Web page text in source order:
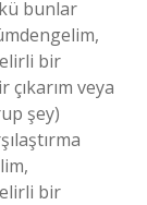
bunlar
bir
veya
şey)
bir